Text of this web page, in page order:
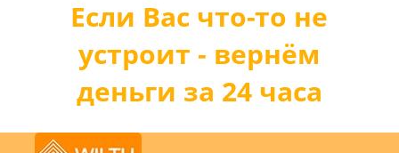
Если Вас что-то не
устроит - вернём
деньги за 24 часа